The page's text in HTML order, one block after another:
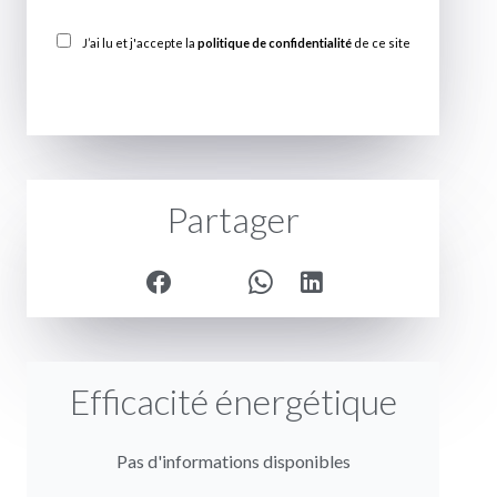
J’ai lu et j'accepte la politique de confidentialitéde ce site
Partager
Efficacité énergétique
Pas d'informations disponibles